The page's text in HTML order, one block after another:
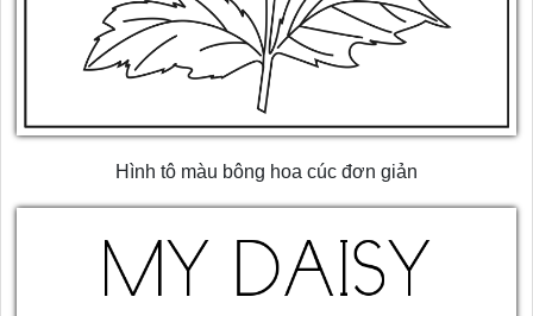
Hình tô màu bông hoa cúc đơn giản